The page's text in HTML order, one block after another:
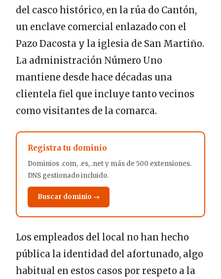
del casco histórico, en la rúa do Cantón,
un enclave comercial enlazado con el
Pazo Dacosta y la iglesia de San Martiño.
La administración Número Uno
mantiene desde hace décadas una
clientela fiel que incluye tanto vecinos
como visitantes de la comarca.
Registra tu dominio
Dominios .com, .es, .net y más de 500 extensiones.
DNS gestionado incluido.
Buscar dominio →
Los empleados del local no han hecho
pública la identidad del afortunado, algo
habitual en estos casos por respeto a la